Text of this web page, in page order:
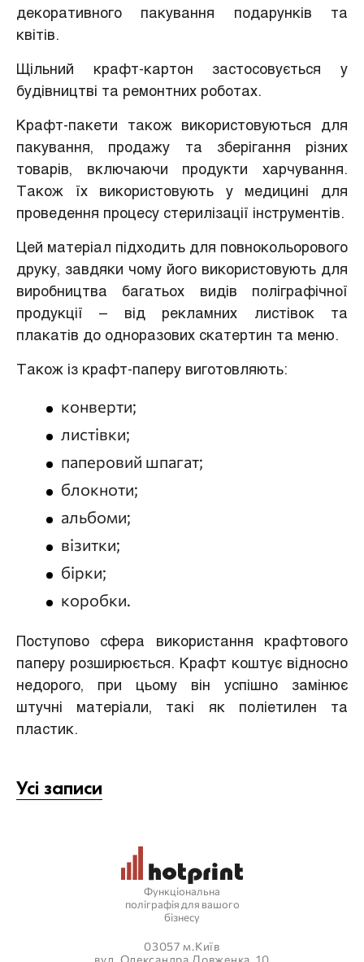
декоративного пакування подарунків та
квітів.
Щільний крафт-картон застосовується у
будівництві та ремонтних роботах.
Крафт-пакети також використовуються для
пакування, продажу та зберігання різних
товарів, включаючи продукти харчування.
Також їх використовують у медицині для
проведення процесу стерилізації інструментів.
Цей матеріал підходить для повнокольорового
друку, завдяки чому його використовують для
виробництва багатьох видів поліграфічної
продукції – від рекламних листівок та
плакатів до одноразових скатертин та меню.
Також із крафт-паперу виготовляють:
конверти;
листівки;
паперовий шпагат;
блокноти;
альбоми;
візитки;
бірки;
коробки.
Поступово сфера використання крафтового
паперу розширюється. Крафт коштує відносно
недорого, при цьому він успішно замінює
штучні матеріали, такі як поліетилен та
пластик.
Усі записи
Функціональна
поліграфія для вашого
бізнесу
03057 м.Київ